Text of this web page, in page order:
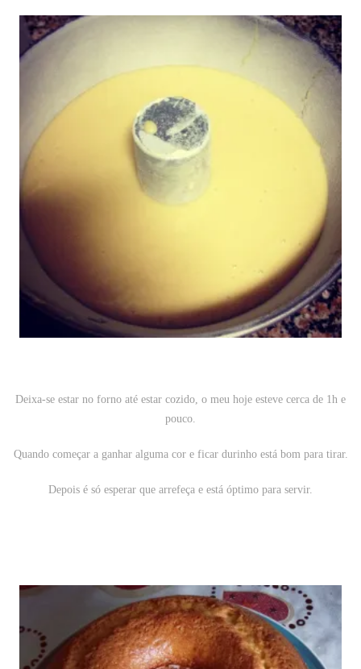
Deixa-se estar no forno até estar cozido, o meu hoje esteve cerca de 1h e
pouco.
Quando começar a ganhar alguma cor e ficar durinho está bom para tirar.
Depois é só esperar que arrefeça e está óptimo para servir.